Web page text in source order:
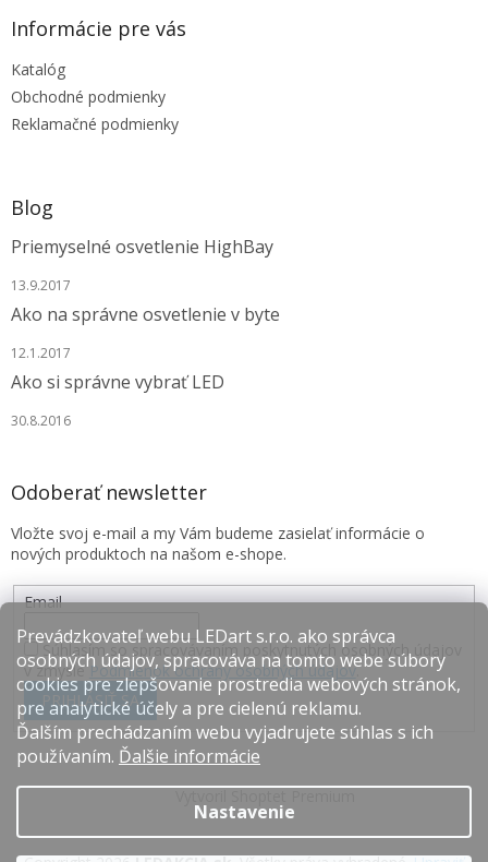
Prevádzkovateľ webu LEDart s.r.o. ako správca
osobných údajov, spracováva na tomto webe súbory
cookies pre zlepšovanie prostredia webových stránok,
pre analytické účely a pre cielenú reklamu.
Ďalším prechádzaním webu vyjadrujete súhlas s ich
používaním. Ďalšie informácie
Nastavenie
Informácie pre vás
Katalóg
Obchodné podmienky
Reklamačné podmienky
Blog
Priemyselné osvetlenie HighBay
13.9.2017
Ako na správne osvetlenie v byte
12.1.2017
Ako si správne vybrať LED
30.8.2016
Odoberať newsletter
Vložte svoj e-mail a my Vám budeme zasielať informácie o
nových produktoch na našom e-shope.
Email
Súhlasím so spracovávaním poskytnutých osobných údajov
v zmysle Podmienok ochrany osobných údajov.
PRIHLÁSIŤ SA